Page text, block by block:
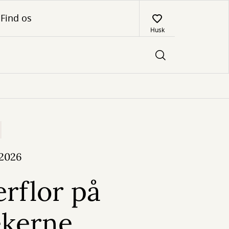
Find os
Husk
på